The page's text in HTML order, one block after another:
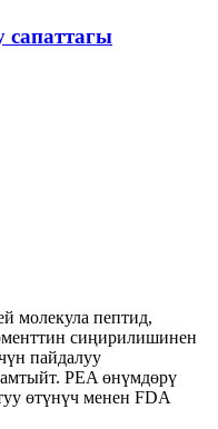
сапаттагы
молекула пептид,
сиңирилишинен
пайдалуу
PEA өнүмдөрү
өтүнүч менен FDA